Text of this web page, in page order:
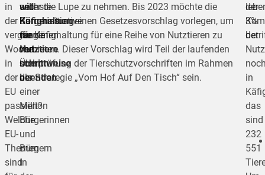
in
der
vergangenen
Woche
in
der
EU
passiert?
Welche
EU-
Themen
sind
will
Käfighaltung
für
Nutztiere
schrittweise
beenden
sechste
Bürgerinitiative
wurde
von
mehr
als
einer
Million
Bürgerinnen
und
Bürgern
in
unter die Lupe zu nehmen. Bis 2023 möchte die
Kommission einen Gesetzesvorschlag vorlegen, um
die Käfighaltung für eine Reihe von Nutztieren zu
verbieten. Dieser Vorschlag wird Teil der laufenden
Überprüfung der Tierschutzvorschriften im Rahmen
der Strategie „Vom Hof Auf Den Tisch“ sein.
der
3%
der
in
das
sind
232
551